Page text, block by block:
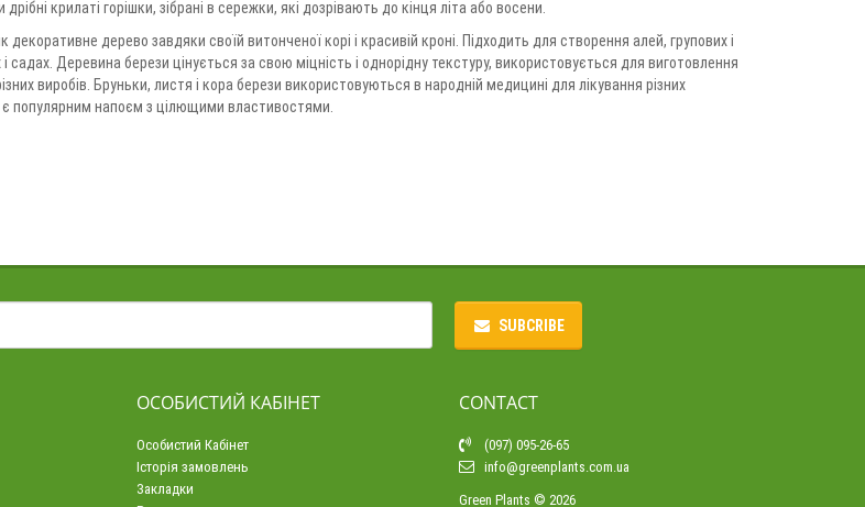
крилаті горішки, зібрані в сережки, які дозрівають до кінця літа або восени.
декоративне дерево завдяки своїй витонченої корі і красивій кроні. Підходить для створення алей, групових і
садах. Деревина берези цінується за свою міцність і однорідну текстуру, використовується для виготовлення
виробів. Бруньки, листя і кора берези використовуються в народній медицині для лікування різних
є популярним напоєм з цілющими властивостями.
SUBCRIBE
ОСОБИСТИЙ КАБІНЕТ
Особистий Кабінет
Історія замовлень
Закладки
CONTACT
(097) 095-26-65
info@greenplants.com.ua
Green Plants © 2026